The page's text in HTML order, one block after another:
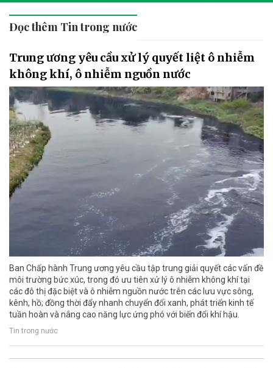
Đọc thêm Tin trong nước
Trung ương yêu cầu xử lý quyết liệt ô nhiễm
không khí, ô nhiễm nguồn nước
Ban Chấp hành Trung ương yêu cầu tập trung giải quyết các vấn đề
môi trường bức xúc, trong đó ưu tiên xử lý ô nhiễm không khí tại
các đô thị đặc biệt và ô nhiễm nguồn nước trên các lưu vực sông,
kênh, hồ; đồng thời đẩy nhanh chuyển đổi xanh, phát triển kinh tế
tuần hoàn và nâng cao năng lực ứng phó với biến đổi khí hậu.
Tin trong nước